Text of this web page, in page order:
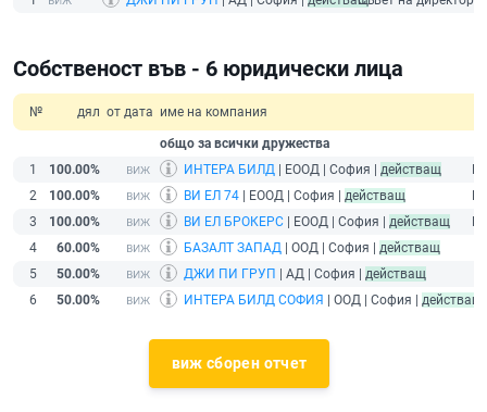
Собственост във - 6 юридически лица
№ дял от дата име на компания
общо за всички дружества
1
100.00% ИНТЕРА БИЛД | ЕООД | София | действащ
2
100.00% ВИ ЕЛ 74 | ЕООД | София | действащ
3
100.00% ВИ ЕЛ БРОКЕРС | ЕООД | София | действащ
4
60.00% БАЗАЛТ ЗАПАД | ООД | София | действащ
5
50.00% ДЖИ ПИ ГРУП | АД | София | действащ
6
50.00% ИНТЕРА БИЛД СОФИЯ | ООД | София | действащ
виж сборен отчет